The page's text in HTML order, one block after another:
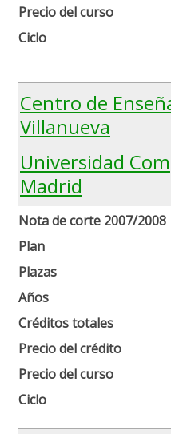
Precio del curso
Ciclo
Centro de
Villanueva
Universidad
Madrid
Nota de corte 2007/2008
Plan
Plazas
Años
Créditos totales
Precio del crédito
Precio del curso
Ciclo